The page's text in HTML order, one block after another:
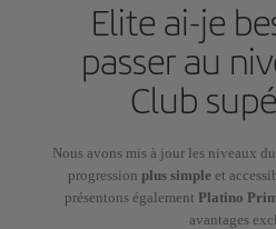
Elite ai-je
passer au
Club
Nous avons mis à jour les niveaux
progression plus simple et
présentons également Platino
avantages